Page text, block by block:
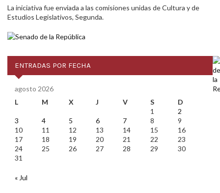
La iniciativa fue enviada a las comisiones unidas de Cultura y de
Estudios Legislativos, Segunda.
ENTRADAS POR FECHA
agosto 2026
L
M X J V S
D
1
2
3
4 5 6 7 8
9
10
11 12 13 14 15
16
17
18 19 20 21 22
23
24
25 26 27 28 29
30
31
« Jul